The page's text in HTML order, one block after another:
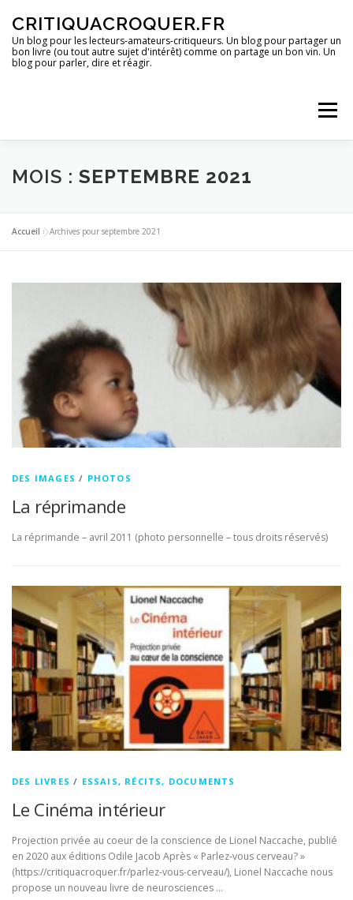
contenu
CRITIQUACROQUER.FR
Un blog pour les lecteurs-amateurs-critiqueurs. Un blog pour partager un
bon livre (ou tout autre sujet d'intérêt) comme on partage un bon vin. Un
blog pour parler, dire et réagir.
Menu
ACCUEIL UN BLOG ? DES LIVRES
DES IMAGES DES SPECTACLES
MOIS : SEPTEMBRE 2021
Accueil »Archives pour septembre 2021
DES IMAGES / PHOTOS
La réprimande
La réprimande – avril 2011 (photo personnelle – tous droits réservés)
DES LIVRES / ESSAIS, RÉCITS, DOCUMENTS
Le Cinéma intérieur
Projection privée au coeur de la conscience de Lionel Naccache, publié
en 2020 aux éditions Odile Jacob Après « Parlez-vous cerveau? »
(https://critiquacroquer.fr/parlez-vous-cerveau/), Lionel Naccache nous
propose un nouveau livre de neurosciences …